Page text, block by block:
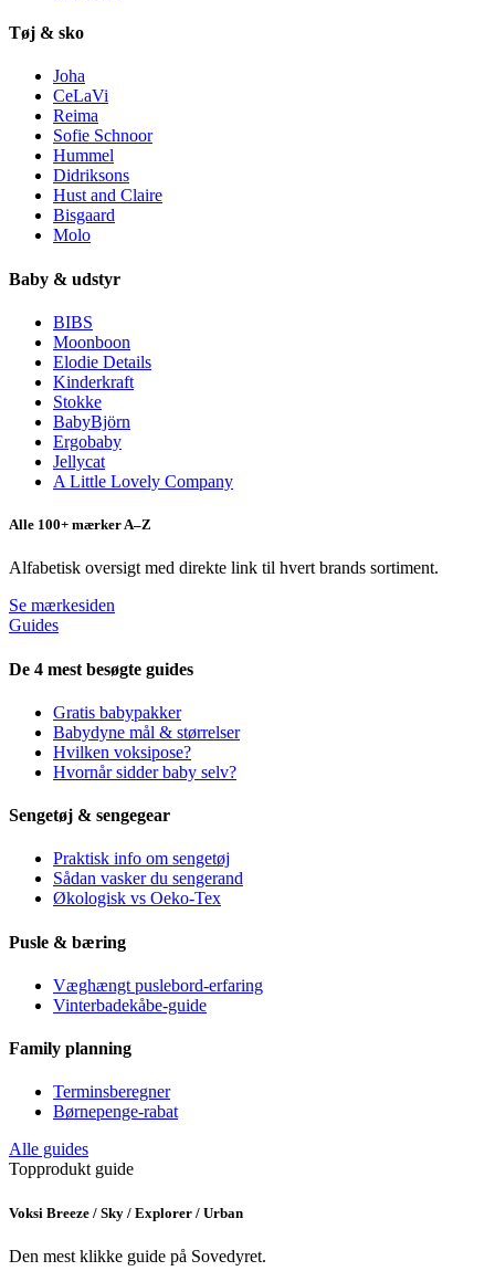
Tøj & sko
Joha
CeLaVi
Reima
Sofie Schnoor
Hummel
Didriksons
Hust and Claire
Bisgaard
Molo
Baby & udstyr
BIBS
Moonboon
Elodie Details
Kinderkraft
Stokke
BabyBjörn
Ergobaby
Jellycat
A Little Lovely Company
Alle 100+ mærker A–Z
Alfabetisk oversigt med direkte link til hvert brands sortiment.
Se mærkesiden
Guides
De 4 mest besøgte guides
Gratis babypakker
Babydyne mål & størrelser
Hvilken voksipose?
Hvornår sidder baby selv?
Sengetøj & sengegear
Praktisk info om sengetøj
Sådan vasker du sengerand
Økologisk vs Oeko-Tex
Pusle & bæring
Væghængt puslebord-erfaring
Vinterbadekåbe-guide
Family planning
Terminsberegner
Børnepenge-rabat
Alle guides
Topprodukt guide
Voksi Breeze / Sky / Explorer / Urban
Den mest klikke guide på Sovedyret.